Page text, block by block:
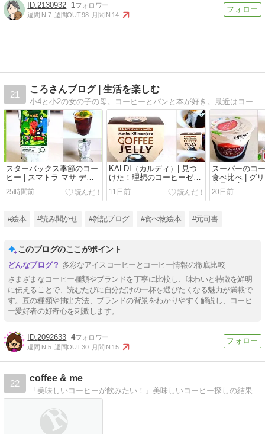
2130932 1
週間IN:7 週間OUT:98 月間IN:14
21
ころさんブログ | 生活を楽しむ
スターバックス季節のコー
ヒー | スマトラ マサ デパ
ン | 2026
25時間前
KALDI（カルディ）| 見つ
けた！理想のコーヒーゼリ
11日前
スーパーのコ
食べ比べ | グ
食品工房
20日前
#絵本 #読み聞かせ #雑記ブログ #食べ物絵本 #元司書
このブログのここがポイント
多彩なアイスコーヒーとコーヒー情報の徹底比較
さまざまなコーヒー種類やブランドを丁寧に比較し、味わいと特徴を鮮明
に伝えることで、読むたびに自分だけの一杯を選びたくなる魅力が満載で
す。豆の種類や抽出方法、ブランドの背景をわかりやすく解説し、コーヒ
ー愛好者の好奇心を刺激します。
2092633 4
週間IN:5 週間OUT:30 月間IN:15
22
coffee & me